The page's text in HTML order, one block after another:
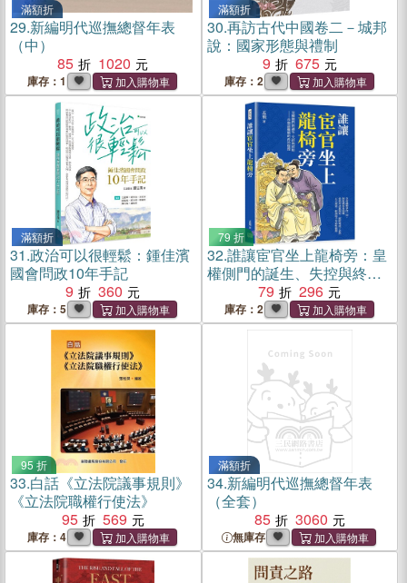
滿額折
29.新編明代巡撫總督年表
（中）
85
1020
庫存：1
滿額折
30.再訪古代中國卷二－城邦
說：國家形態與禮制
9
675
庫存：2
滿額折
31.政治可以很輕鬆：鍾佳濱
國會問政10年手記
9
360
庫存：5
79 折
32.誰讓宦官坐上龍椅旁：皇
權側門的誕生、失控與終結─
帝制最難解的政治循環
79 296
庫存：2
95 折
33.白話《立法院議事規則》
《立法院職權行使法》
95
569
庫存：4
滿額折
34.新編明代巡撫總督年表
（全套）
85
3060
無庫存